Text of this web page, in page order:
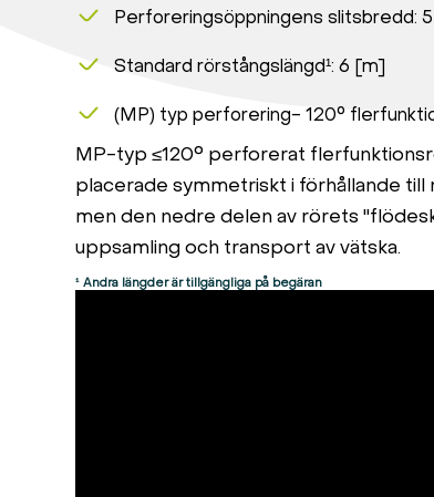
Perforeringsöppningens slitsbredd:
Standard rörstångslängd¹: 6 [m]
(MP) typ perforering- 120°
MP-typ ≤120° perforerat
placerade symmetriskt i förhållande till
men den nedre delen av rörets
uppsamling och transport av vätska.
¹ Andra längder är tillgängliga på begäran